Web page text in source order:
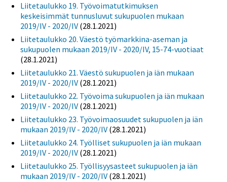
Liitetaulukko 19. Työvoimatutkimuksen
keskeisimmät tunnusluvut sukupuolen mukaan
2019/IV - 2020/IV (28.1.2021)
Liitetaulukko 20. Väestö työmarkkina-aseman ja
sukupuolen mukaan 2019/IV - 2020/IV, 15-74-vuotiaat
(28.1.2021)
Liitetaulukko 21. Väestö sukupuolen ja iän mukaan
2019/IV - 2020/IV (28.1.2021)
Liitetaulukko 22. Työvoima sukupuolen ja iän mukaan
2019/IV - 2020/IV (28.1.2021)
Liitetaulukko 23. Työvoimaosuudet sukupuolen ja iän
mukaan 2019/IV - 2020/IV (28.1.2021)
Liitetaulukko 24. Työlliset sukupuolen ja iän mukaan
2019/IV - 2020/IV (28.1.2021)
Liitetaulukko 25. Työllisyysasteet sukupuolen ja iän
mukaan 2019/IV - 2020/IV (28.1.2021)